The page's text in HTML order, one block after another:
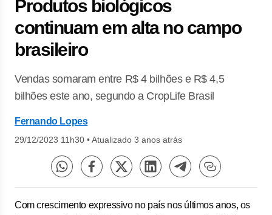
Produtos biológicos
continuam em alta no campo
brasileiro
Vendas somaram entre R$ 4 bilhões e R$ 4,5
bilhões este ano, segundo a CropLife Brasil
Fernando Lopes
29/12/2023 11h30 •Atualizado 3 anos atrás
Com crescimento expressivo no país nos últimos anos, os